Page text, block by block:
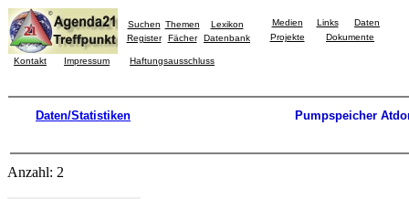
Suchen Themen
Lexikon
Register
Fächer Datenbank
Medien Links
Daten
Projekte
Dokumente
Kontakt Impressum Haftungsausschluss
Daten/Statistiken Pumpspeicher
Anzahl: 2